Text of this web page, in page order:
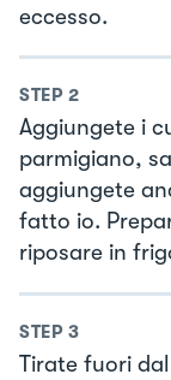
eccesso.
STEP 2
Aggiungete i
parmigiano,
aggiungete
fatto io.
riposare in
STEP 3
Tirate fuori